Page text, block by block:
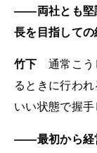
――両社とも堅
長を目指しての
竹下 通常こう
るときに行わ
いい状態で握手
――最初から経